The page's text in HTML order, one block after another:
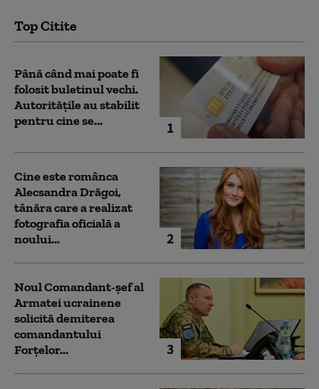
Top Citite
1
Până când mai poate fi
folosit buletinul vechi.
Autoritățile au stabilit
pentru cine se...
2
Cine este românca
Alecsandra Drăgoi,
tânăra care a realizat
fotografia oficială a
noului...
3
Noul Comandant-șef al
Armatei ucrainene
solicită demiterea
comandantului
Forțelor...